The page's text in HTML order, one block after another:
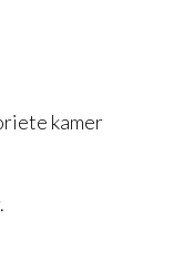
kamer